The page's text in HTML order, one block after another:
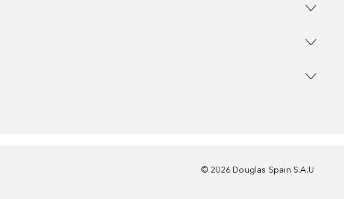
© 2026 Douglas Spain S.A.U